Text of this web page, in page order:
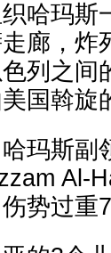
哈玛斯
廊，炸
列之间
国斡旋
玛斯副
Al-
势过重